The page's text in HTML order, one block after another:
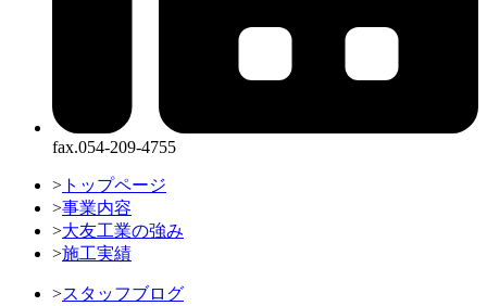
fax.054-209-4755
> トップページ
>事業内容
>大友工業の強み
>施工実績
>スタッフブログ